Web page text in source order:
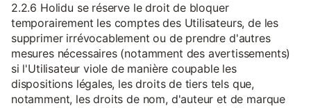
2.2.6 Holidu se réserve le droit de bloquer
temporairement les comptes des Utilisateurs, de les
supprimer irrévocablement ou de prendre d'autres
mesures nécessaires (notamment des avertissements)
si l'Utilisateur viole de manière coupable les
dispositions légales, les droits de tiers tels que,
notamment, les droits de nom, d'auteur et de marque